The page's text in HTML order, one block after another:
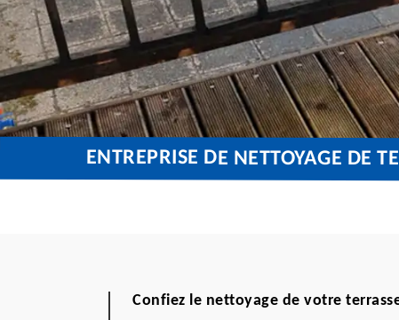
ENTREPRISE DE NETTOYAGE DE
Confiez le nettoyage de votre